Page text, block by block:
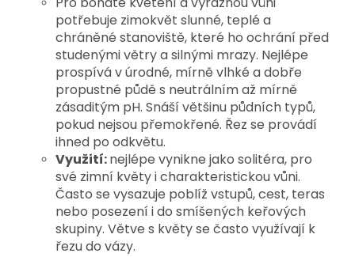
potřebuje zimokvět slunné, teplé a
chráněné stanoviště, které ho ochrání před
studenými větry a silnými mrazy. Nejlépe
prospívá v úrodné, mírně vlhké a dobře
propustné půdě s neutrálním až mírně
zásaditým pH. Snáší většinu půdních typů,
pokud nejsou přemokřené. Řez se provádí
ihned po odkvětu.
Využití:nejlépe vynikne jako solitéra, pro
své zimní květy i charakteristickou vůni.
Často se vysazuje poblíž vstupů, cest, teras
nebo posezení i do smíšených keřových
skupiny. Větve s květy se často využívají k
řezu do vázy.